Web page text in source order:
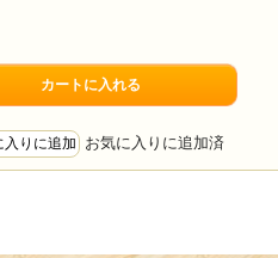
お気に入りに追加済